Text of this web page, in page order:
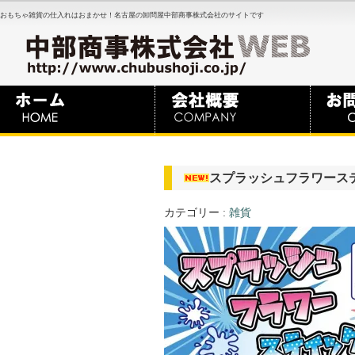
おもちゃ雑貨の仕入れはおまかせ！名古屋の卸問屋中部商事株式会社のサイトです
スプラッシュフラワース
カテゴリー : 雑貨